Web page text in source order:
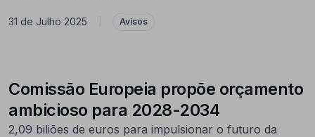
31 de Julho 2025 Avisos
Comissão Europeia propõe orçamento
ambicioso para 2028-2034
2,09 biliões de euros para impulsionar o futuro da